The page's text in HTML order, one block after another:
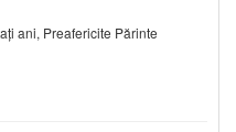
ani, Preafericite Părinte